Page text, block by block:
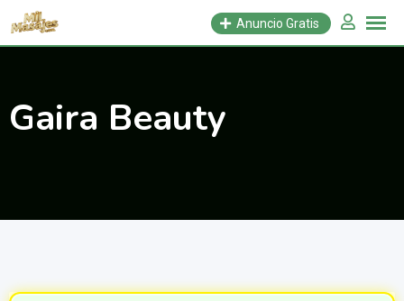
Saltar
Anuncio Gratis
Gaira Beauty